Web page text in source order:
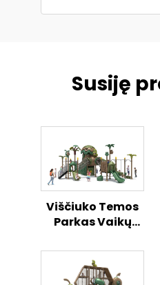
Susiję
Viščiuko Temos
Parkas Vaikų
Danguje Žaidimų
Aikštelė